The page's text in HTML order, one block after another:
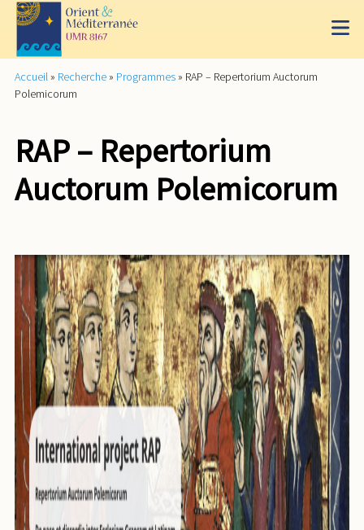
Accueil » Recherche » Programmes » RAP – Repertorium Auctorum
Polemicorum
RAP – Repertorium
Auctorum Polemicorum